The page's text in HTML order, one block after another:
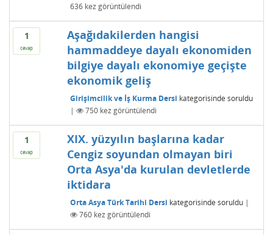
636kez görüntülendi
1
cevap
Aşağıdakilerden hangisi
hammaddeye dayalı ekonomiden
bilgiye dayalı ekonomiye geçişte
ekonomik geliş
Girişimcilik ve İş Kurma Dersi kategorisinde soruldu
|
750kez görüntülendi
1
cevap
XIX. yüzyılın başlarına kadar
Cengiz soyundan olmayan biri
Orta Asya'da kurulan devletlerde
iktidara
Orta Asya Türk Tarihi Dersi kategorisinde soruldu |
760kez görüntülendi